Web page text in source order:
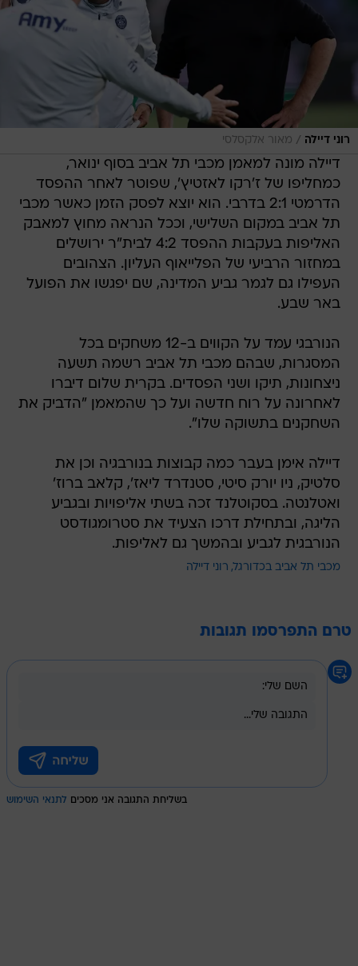
רוני דיילה / מאור אלקסלסי
דיילה מונה למאמן מכבי תל אביב בסוף ינואר,
כמחליפו של ז'רקו לאזטיץ', שפוטר לאחר ההפסד
הדרמטי 2:1 בדרבי. הוא יוצא לפסק הזמן כאשר מכבי
תל אביב במקום השלישי, וככל הנראה מחוץ למאבק
האליפות בעקבות ההפסד 4:2 לבית"ר ירושלים
במחזור הרביעי של הפלייאוף העליון. הצהובים
העפילו גם לגמר גביע המדינה, שם יפגשו את הפועל
באר שבע.
הנורבגי עמד על הקווים ב-12 משחקים בכל
המסגרות, שבהם מכבי תל אביב רשמה תשעה
ניצחונות, תיקו ושני הפסדים. בקרית שלום דיברו
לאחרונה על רוח חדשה ועל כך שהמאמן "הדביק את
השחקנים בתשוקה שלו".
דיילה אימן בעבר כמה קבוצות בנורבגיה וכן את
סלטיק, ניו יורק סיטי, סטנדרד ליאז', קלאב ברוז'
ואטלנטה. בסקוטלנד זכה בשתי אליפויות ובגביע
הליגה, ובתחילת דרכו הצעיד את סטרומגודסט
הנורבגית לגביע ובהמשך גם לאליפות.
מכבי תל אביב בכדורגל רוני דיילה
טרם התפרסמו תגובות
בשליחת התגובה אני מסכים לתנאי השימוש